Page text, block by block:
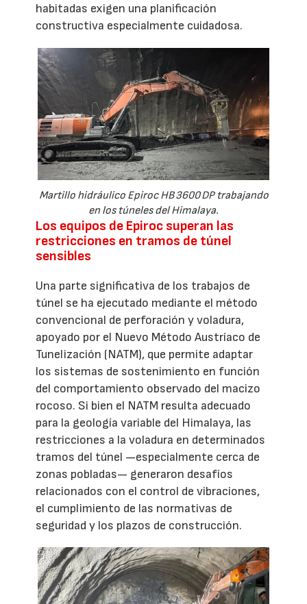
habitadas exigen una planificación
constructiva especialmente cuidadosa.
Martillo hidráulico Epiroc HB 3600 DP trabajando
en los túneles del Himalaya.
Los equipos de Epiroc superan las
restricciones en tramos de túnel
sensibles
Una parte significativa de los trabajos de
túnel se ha ejecutado mediante el método
convencional de perforación y voladura,
apoyado por el Nuevo Método Austríaco de
Tunelización (NATM), que permite adaptar
los sistemas de sostenimiento en función
del comportamiento observado del macizo
rocoso. Si bien el NATM resulta adecuado
para la geología variable del Himalaya, las
restricciones a la voladura en determinados
tramos del túnel —especialmente cerca de
zonas pobladas— generaron desafíos
relacionados con el control de vibraciones,
el cumplimiento de las normativas de
seguridad y los plazos de construcción.